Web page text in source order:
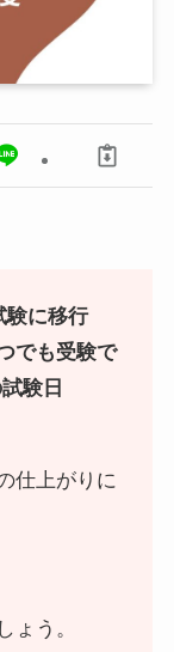
験に移行
でも受験で
験日
仕上がりに
ょう。